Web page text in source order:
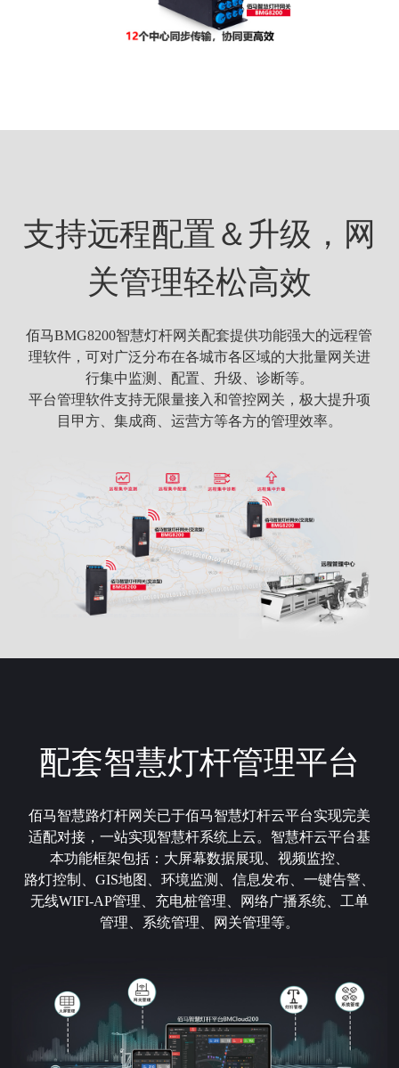
支持远程配置＆升级，网
关管理轻松高效
佰马BMG8200智慧灯杆网关配套提供功能强大的远程管
理软件，可对广泛分布在各城市各区域的大批量网关进
行集中监测、配置、升级、诊断等。
平台管理软件支持无限量接入和管控网关，极大提升项
目甲方、集成商、运营方等各方的管理效率。
配套智慧灯杆管理平台
佰马智慧路灯杆网关已于佰马智慧灯杆云平台实现完美
适配对接，一站实现智慧杆系统上云。智慧杆云平台基
本功能框架包括：大屏幕数据展现、视频监控、
路灯控制、GIS地图、环境监测、信息发布、一键告警、
无线WIFI-AP管理、充电桩管理、网络广播系统、工单
管理、系统管理、网关管理等。